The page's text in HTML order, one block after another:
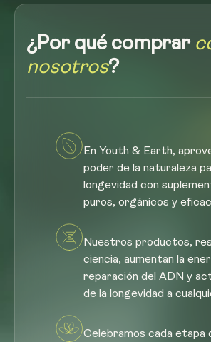
¿Por qué comprar
nosotros?
En Youth & Earth,
poder de la naturaleza
longevidad con
puros, orgánicos y
Nuestros productos,
ciencia, aumentan la
reparación del ADN y
de la longevidad a
Celebramos cada etapa